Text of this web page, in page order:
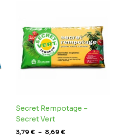
Secret Rempotage –
Secret Vert
3,79 € – 8,69 €
3,79 €
à
8,69 €